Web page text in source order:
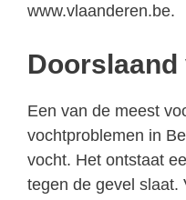
www.vlaanderen.be.
Een van de meest
vochtproblemen in
vocht. Het ontstaat
tegen de gevel slaat.